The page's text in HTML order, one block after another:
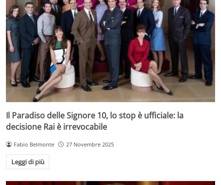
Il Paradiso delle Signore 10, lo stop è ufficiale: la
decisione Rai è irrevocabile
Fabio Belmonte 27 Novembre 2025
Leggi di più